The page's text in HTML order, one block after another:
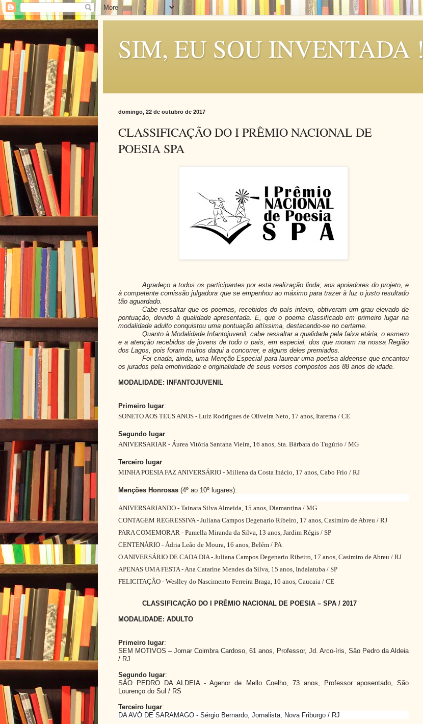
SIM, EU SOU INVENTADA !
domingo, 22 de outubro de 2017
CLASSIFICAÇÃO DO I PRÊMIO NACIONAL DE
POESIA SPA
Agradeço a todos os participantes por esta realização linda; aos apoiadores do projeto, e
à competente comissão julgadora que se empenhou ao máximo para trazer à luz o justo resultado
tão aguardado.
Cabe ressaltar que os poemas, recebidos do país inteiro, obtiveram um grau elevado de
pontuação, devido à qualidade apresentada. E, que o poema classificado em primeiro lugar na
modalidade adulto conquistou uma pontuação altíssima, destacando-se no certame.
Quanto à Modalidade Infantojuvenil, cabe ressaltar a qualidade pela faixa etária, o esmero
e a atenção recebidos de jovens de todo o país, em especial, dos que moram na nossa Região
dos Lagos, pois foram muitos daqui a concorrer, e alguns deles premiados.
Foi criada, ainda, uma Menção Especial para laurear uma poetisa aldeense que encantou
os jurados pela emotividade e originalidade de seus versos compostos aos 88 anos de idade.
MODALIDADE: INFANTOJUVENIL
Primeiro lugar:
SONETO AOS TEUS ANOS - Luiz Rodrigues de Oliveira Neto, 17 anos, Itarema / CE
Segundo lugar:
ANIVERSARIAR - Áurea Vitória Santana Vieira, 16 anos, Sta. Bárbara do Tugúrio / MG
Terceiro lugar:
MINHA POESIA FAZ ANIVERSÁRIO - Millena da Costa Inácio, 17 anos, Cabo Frio / RJ
Menções Honrosas (4º ao 10º lugares):
ANIVERSARIANDO - Tainara Silva Almeida, 15 anos, Diamantina / MG
CONTAGEM REGRESSIVA - Juliana Campos Degenario Ribeiro, 17 anos, Casimiro de Abreu / RJ
PARA COMEMORAR - Pamella Miranda da Silva, 13 anos, Jardim Régis / SP
CENTENÁRIO - Ádria Leão de Moura, 16 anos, Belém / PA
O ANIVERSÁRIO DE CADA DIA - Juliana Campos Degenario Ribeiro, 17 anos, Casimiro de Abreu / RJ
APENAS UMA FESTA - Ana Catarine Mendes da Silva, 15 anos, Indaiatuba / SP
FELICITAÇÃO - Weslley do Nascimento Ferreira Braga, 16 anos, Caucaia / CE
CLASSIFICAÇÃO DO I PRÊMIO NACIONAL DE POESIA – SPA / 2017
MODALIDADE: ADULTO
Primeiro lugar:
SEM MOTIVOS – Jomar Coimbra Cardoso, 61 anos, Professor, Jd. Arco-íris, São Pedro da Aldeia
/ RJ
Segundo lugar:
SÃO PEDRO DA ALDEIA - Agenor de Mello Coelho, 73 anos, Professor aposentado, São
Lourenço do Sul / RS
Terceiro lugar:
DA AVÓ DE SARAMAGO - Sérgio Bernardo, Jornalista, Nova Friburgo / RJ